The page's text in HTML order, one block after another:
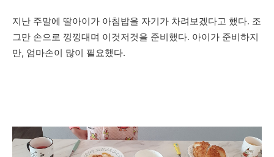
지난 주말에 딸아이가 아침밥을 자기가 차려보겠다고 했다. 조
그만 손으로 낑낑대며 이것저것을 준비했다. 아이가 준비하지
만, 엄마손이 많이 필요했다.